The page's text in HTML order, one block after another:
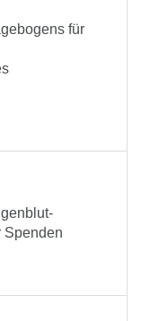
für
Spenden